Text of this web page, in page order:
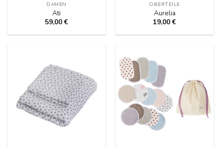
DAMEN
Ati
59,00€
OBERTEILE
Aurelia
19,00€